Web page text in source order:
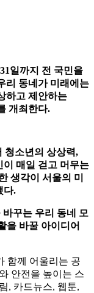
31일까지 전 국민을
리 동네가 미래에는
하고 제안하는
개최한다.
청소년의 상상력,
이 매일 걷고 머무는
생각이 서울의 미
다.
바꾸는 우리 동네 모
을 바꿀 아이디어
함께 어울리는 공
안전을 높이는 스
, 카드뉴스, 웹툰,